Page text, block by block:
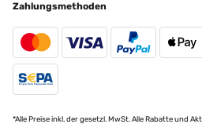
Zahlungsmethoden
*Alle Preise inkl. der gesetzl. MwSt. Alle Rabatte und